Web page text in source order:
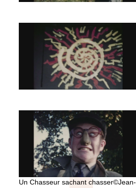
Un Chasseur sachant chasser©Jean-